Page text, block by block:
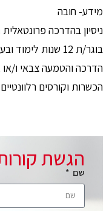
מידע- חובה
ניסיון בהדרכה
בוגר/ת 12 שנות
הדרכה והטמעה צבאי ו/או
הכשרות וקורסים
הגשת
שם